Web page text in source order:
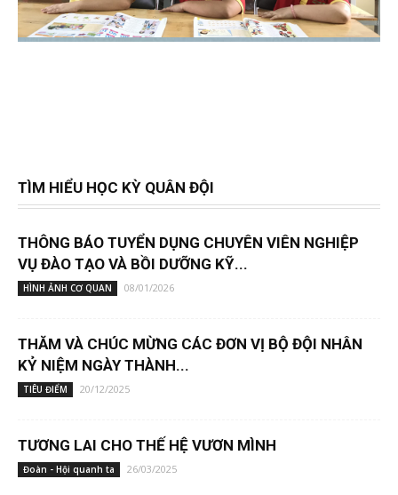
TÌM HIỂU HỌC KỲ QUÂN ĐỘI
THÔNG BÁO TUYỂN DỤNG CHUYÊN VIÊN NGHIỆP
VỤ ĐÀO TẠO VÀ BỒI DƯỠNG KỸ...
HÌNH ẢNH CƠ QUAN 08/01/2026
THĂM VÀ CHÚC MỪNG CÁC ĐƠN VỊ BỘ ĐỘI NHÂN
KỶ NIỆM NGÀY THÀNH...
TIÊU ĐIỂM 20/12/2025
TƯƠNG LAI CHO THẾ HỆ VƯƠN MÌNH
Đoàn - Hội quanh ta 26/03/2025